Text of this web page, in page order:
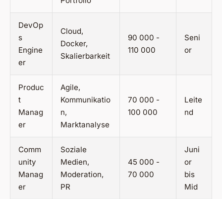
DevOp
s
Engine
er
Cloud,
Docker,
Skalierbarkeit
90 000 -
110 000
Seni
or
Produc
t
Manag
er
Agile,
Kommunikatio
n,
Marktanalyse
70 000 -
100 000
Leite
nd
Comm
unity
Manag
er
Soziale
Medien,
Moderation,
PR
45 000 -
70 000
Juni
or
bis
Mid